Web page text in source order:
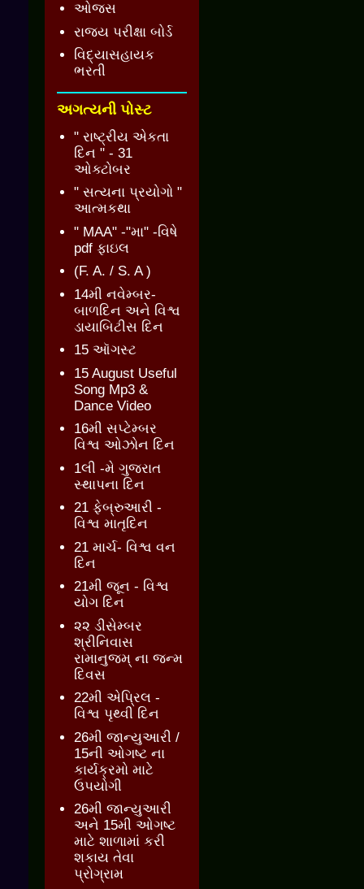
ઓજસ
રાજ્ય પરીક્ષા બોર્ડ
વિદ્યાસહાયક
ભરતી
અગત્યની પોસ્ટ
" રાષ્ટ્રીય એકતા
દિન " - 31
ઓક્ટોબર
" સત્યના પ્રયોગો "
આત્મકથા
" MAA" -"મા" -વિષે
pdf ફાઇલ
(F. A. / S. A )
14મી નવેમ્બર-
બાળદિન અને વિશ્વ
ડાયાબિટીસ દિન
15 ઑગસ્ટ
15 August Useful
Song Mp3 &
Dance Video
16મી સપ્ટેમ્બર
વિશ્વ ઓઝોન દિન
1લી -મે ગુજરાત
સ્થાપના દિન
21 ફેબ્રુઆરી -
વિશ્વ માતૃદિન
21 માર્ચ- વિશ્વ વન
દિન
21મી જૂન - વિશ્વ
યોગ દિન
૨૨ ડીસેમ્બર
શ્રીનિવાસ
રામાનુજમ્ ના જન્મ
દિવસ
22મી એપ્રિલ -
વિશ્વ પૃથ્વી દિન
26મી જાન્યુઆરી /
15ની ઓગષ્ટ ના
કાર્યક્રમો માટે
ઉપયોગી
26મી જાન્યુઆરી
અને 15મી ઓગષ્ટ
માટે શાળામાં કરી
શકાય તેવા
પ્રોગ્રામ